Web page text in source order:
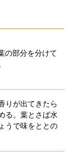
の部分を分けて
りが出てきたら
る。葉とさば水
うで味をととの